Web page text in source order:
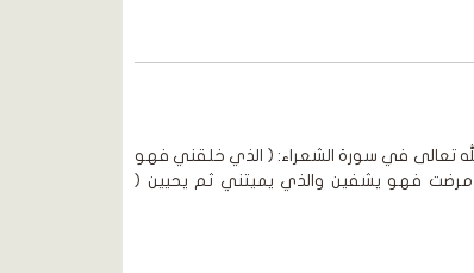
تعالى في سورة الشعراء: ( الذي خلقني فهو
فهو يشفين والذي يميتني ثم يحيين (